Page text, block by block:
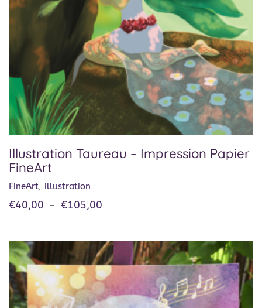
Illustration Taureau – Impression Papier
FineArt
FineArt, illustration
€40,00 – €105,00